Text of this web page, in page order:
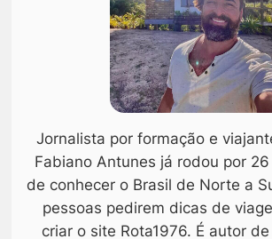
Jornalista por formação e
Fabiano Antunes já rodou por
de conhecer o Brasil de Norte a
pessoas pedirem dicas de
criar o site Rota1976. É autor